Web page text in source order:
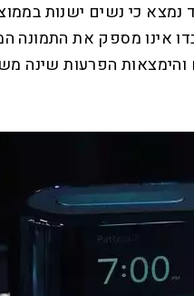
אינו מספק את התמונה
והימצאות הפרעות שינה